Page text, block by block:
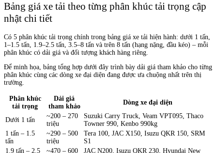
Bảng giá xe tải theo từng phân khúc tải trọng cập
nhật chi tiết
Có 5 phân khúc tải trọng chính trong bảng giá xe tải hiện hành: dưới 1 tấn,
1–1.5 tấn, 1.9–2.5 tấn, 3.5–8 tấn và trên 8 tấn (hạng nặng, đầu kéo) – mỗi
phân khúc có dải giá và đối tượng khách hàng riêng.
Để minh họa, bảng tổng hợp dưới đây trình bày dải giá tham khảo cho từng
phân khúc cùng các dòng xe đại diện đang được ưa chuộng nhất trên thị
trường.
Phân khúc
tải trọng
Dải giá
tham khảo
Dòng xe đại diện
Dưới 1 tấn
~200 – 270
triệu
Suzuki Carry Truck, Veam VPT095, Thaco
Towner 990, Kenbo 990kg
1 tấn – 1.5
tấn
~290 – 500
triệu
Tera 100, JAC X150, Isuzu QKR 150, SRM
S1
1.9 tấn – 2.5
~470 – 600
JAC N200, Isuzu QKR 230, Hyundai New